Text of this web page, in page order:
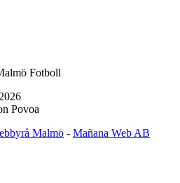
Fotboll
Povoa
Malmö - Mañana Web AB